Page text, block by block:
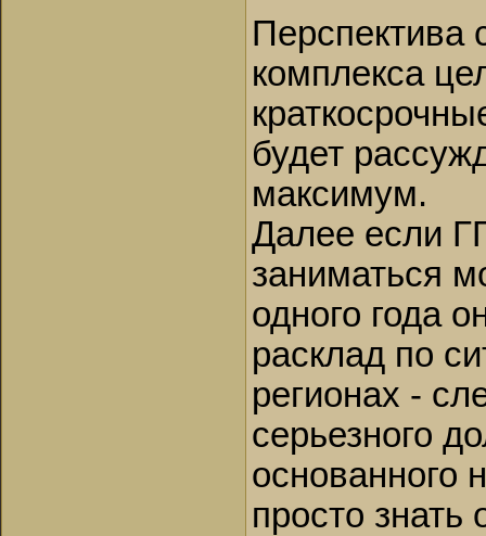
Перспектива
комплекса
будет
максимум.
Далее если
заниматься
одного года
расклад по
регионах -
серьезного
основанного
просто